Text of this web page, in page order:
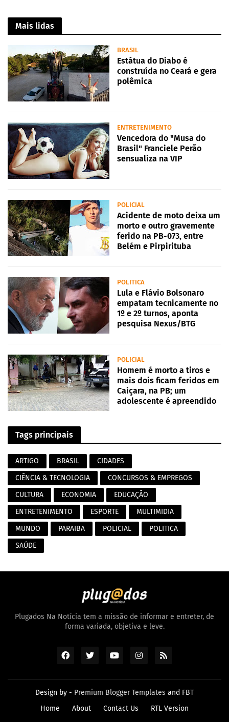
Mais lidas
BRASIL
Estátua do Diabo é
construída no Ceará e gera
polêmica
ENTRETENIMENTO
Vencedora do "Musa do
Brasil" Franciele Perão
sensualiza na VIP
POLICIAL
Acidente de moto deixa um
morto e outro gravemente
ferido na PB-073, entre
Belém e Pirpirituba
POLITICA
Lula e Flávio Bolsonaro
empatam tecnicamente no
1º e 2º turnos, aponta
pesquisa Nexus/BTG
POLICIAL
Homem é morto a tiros e
mais dois ficam feridos em
Caiçara, na PB; um
adolescente é apreendido
Tags principais
ARTIGO BRASIL
CIDADES
CIÊNCIA & TECNOLOGIA
CONCURSOS & EMPREGOS
CULTURA
ECONOMIA
EDUCAÇÃO
ENTRETENIMENTO
ESPORTE
MULTIMIDIA
MUNDO
PARAIBA POLICIAL
POLITICA
SAÚDE
Plugados Na Notícia tem a missão de informar e entreter, de
forma variada, objetiva e leve.
Design by - Premium Blogger Templates and FBT
Home
About Contact Us RTL Version